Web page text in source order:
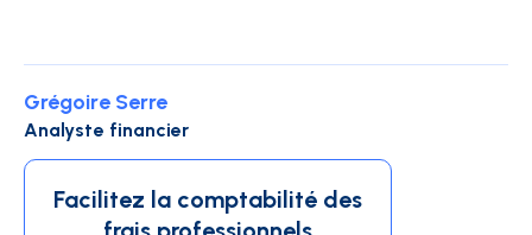
Grégoire Serre
Analyste financier
Facilitez la comptabilité des